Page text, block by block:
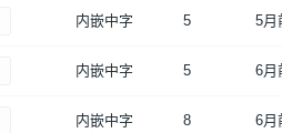
内嵌中字 5 5月
内嵌中字 5 6月
内嵌中字 8 6月